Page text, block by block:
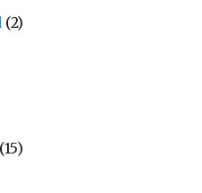
(2)
(15)